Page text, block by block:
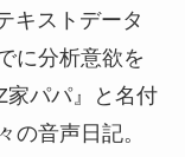
キストデータ
に分析意欲を
家パパ』と名付
の音声日記。